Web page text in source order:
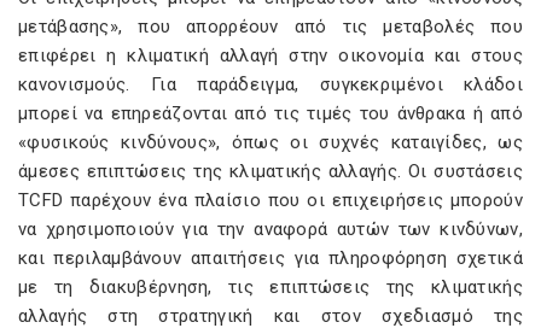
μετάβασης», που απορρέουν από τις μεταβολές που
επιφέρει η κλιματική αλλαγή στην οικονομία και στους
κανονισμούς. Για παράδειγμα, συγκεκριμένοι κλάδοι
μπορεί να επηρεάζονται από τις τιμές του άνθρακα ή από
«φυσικούς κινδύνους», όπως οι συχνές καταιγίδες, ως
άμεσες επιπτώσεις της κλιματικής αλλαγής. Οι συστάσεις
TCFD παρέχουν ένα πλαίσιο που οι επιχειρήσεις μπορούν
να χρησιμοποιούν για την αναφορά αυτών των κινδύνων,
και περιλαμβάνουν απαιτήσεις για πληροφόρηση σχετικά
με τη διακυβέρνηση, τις επιπτώσεις της κλιματικής
αλλαγής στη στρατηγική και στον σχεδιασμό της